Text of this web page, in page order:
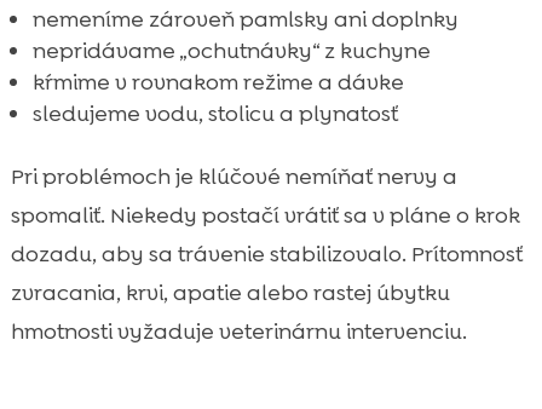
nemeníme zároveň pamlsky ani doplnky
nepridávame „ochutnávky“ z kuchyne
kŕmime v rovnakom režime a dávke
sledujeme vodu, stolicu a plynatosť
Pri problémoch je klúčové nemíňať nervy a
spomaliť. Niekedy postačí vrátiť sa v pláne o krok
dozadu, aby sa trávenie stabilizovalo. Prítomnosť
zvracania, krvi, apatie alebo rastej úbytku
hmotnosti vyžaduje veterinárnu intervenciu.